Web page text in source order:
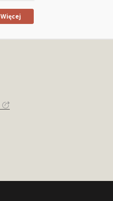
Więcej